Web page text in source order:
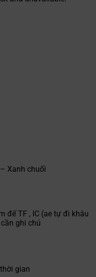
Xanh chuối
đế TF , IC (ae tự đi khâu
ghi chú
gian